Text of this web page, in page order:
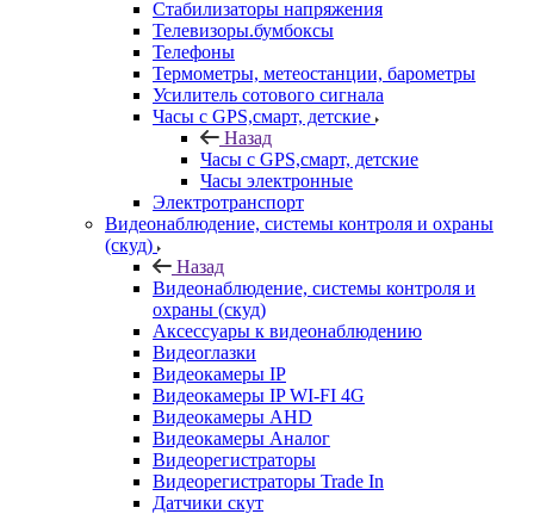
Стабилизаторы напряжения
Телевизоры.бумбоксы
Телефоны
Термометры, метеостанции, барометры
Усилитель сотового сигнала
Часы с GPS,смарт, детские
Назад
Часы с GPS,смарт, детские
Часы электронные
Электротранспорт
Видеонаблюдение, системы контроля и охраны
(скуд)
Назад
Видеонаблюдение, системы контроля и
охраны (скуд)
Аксессуары к видеонаблюдению
Видеоглазки
Видеокамеры IP
Видеокамеры IP WI-FI 4G
Видеокамеры AHD
Видеокамеры Аналог
Видеорегистраторы
Видеорегистраторы Trade In
Датчики скут